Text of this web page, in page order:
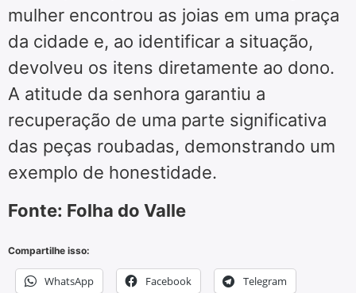
mulher encontrou as joias em uma praça
da cidade e, ao identificar a situação,
devolveu os itens diretamente ao dono.
A atitude da senhora garantiu a
recuperação de uma parte significativa
das peças roubadas, demonstrando um
exemplo de honestidade.
Fonte: Folha do Valle
Compartilhe isso:
WhatsApp Facebook Telegram